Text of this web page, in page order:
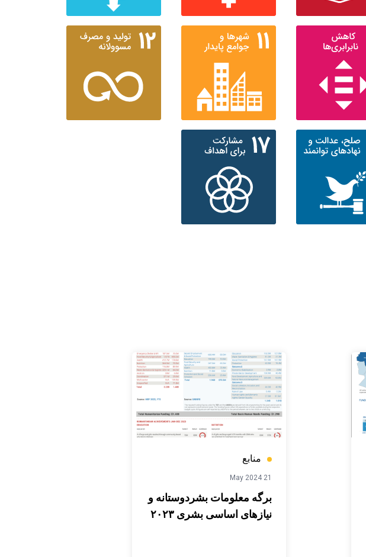
منابع
21 May 2024
برگه معلومات بشردوستانه و
نیازهای اساسی بشری ۲۰۲۳